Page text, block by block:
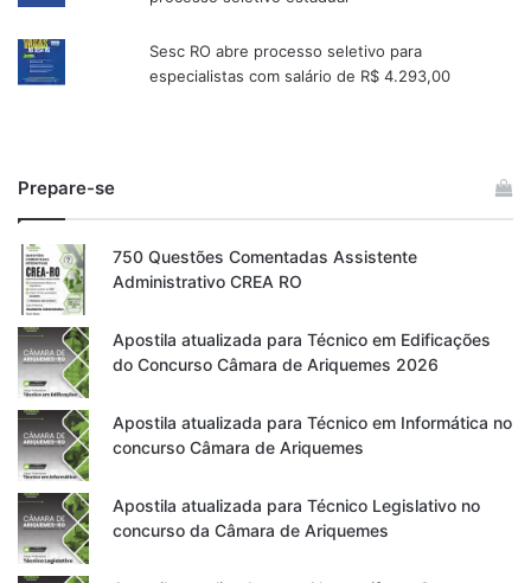
Sesc RO abre processo seletivo para
especialistas com salário de R$ 4.293,00
Prepare-se
750 Questões Comentadas Assistente
Administrativo CREA RO
Apostila atualizada para Técnico em Edificações
do Concurso Câmara de Ariquemes 2026
Apostila atualizada para Técnico em Informática no
concurso Câmara de Ariquemes
Apostila atualizada para Técnico Legislativo no
concurso da Câmara de Ariquemes